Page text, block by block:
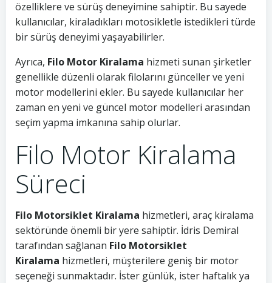
özelliklere ve sürüş deneyimine sahiptir. Bu sayede
kullanıcılar, kiraladıkları motosikletle istedikleri türde
bir sürüş deneyimi yaşayabilirler.
Ayrıca, Filo Motor Kiralama hizmeti sunan şirketler
genellikle düzenli olarak filolarını günceller ve yeni
motor modellerini ekler. Bu sayede kullanıcılar her
zaman en yeni ve güncel motor modelleri arasından
seçim yapma imkanına sahip olurlar.
Filo Motor Kiralama
Süreci
Filo Motorsiklet Kiralama hizmetleri, araç kiralama
sektöründe önemli bir yere sahiptir. İdris Demiral
tarafından sağlanan Filo Motorsiklet
Kiralama hizmetleri, müşterilere geniş bir motor
seçeneği sunmaktadır. İster günlük, ister haftalık ya